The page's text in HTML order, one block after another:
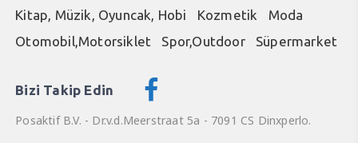
Kitap, Müzik, Oyuncak, Hobi
Kozmetik
Moda
Otomobil,Motorsiklet
Spor,Outdoor Süpermarket
Bizi Takip Edin
Posaktif B.V. - Dr.v.d.Meerstraat 5a - 7091 CS Dinxperlo.